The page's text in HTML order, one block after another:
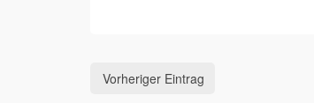
Vorheriger Eintrag